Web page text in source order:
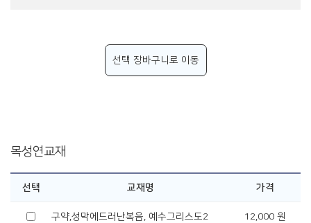
선택 장바구니로 이동
목성연교재
선택 교재명 가격
구약,성막에드러난복음, 예수그리스도2 12,000 원